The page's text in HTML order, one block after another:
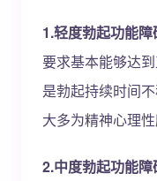
1.轻度勃起功能障
要求基本能够达
是勃起持续时间
大多为精神心理性
2.中度勃起功能障